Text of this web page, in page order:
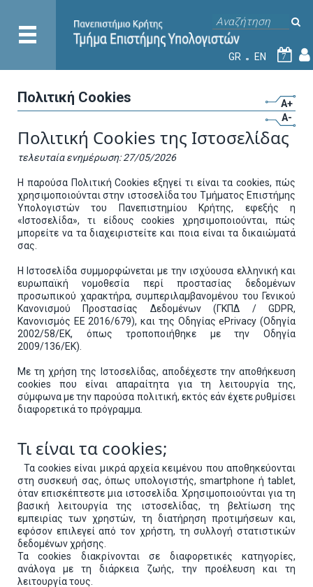
GR EN 7
Πολιτική Cookies
A+
A-
Πολιτική Cookies της Ιστοσελίδας
τελευταία ενημέρωση: 27/05/2026
Η παρούσα Πολιτική Cookies εξηγεί τι είναι τα cookies, πώς
χρησιμοποιούνται στην ιστοσελίδα του Τμήματος Επιστήμης
Υπολογιστών του Πανεπιστημίου Κρήτης, εφεξής η
«Ιστοσελίδα», τι είδους cookies χρησιμοποιούνται, πώς
μπορείτε να τα διαχειριστείτε και ποια είναι τα δικαιώματά
σας.
Η Ιστοσελίδα συμμορφώνεται με την ισχύουσα ελληνική και
ευρωπαϊκή νομοθεσία περί προστασίας δεδομένων
προσωπικού χαρακτήρα, συμπεριλαμβανομένου του Γενικού
Κανονισμού Προστασίας Δεδομένων (ΓΚΠΔ / GDPR,
Κανονισμός ΕΕ 2016/679), και της Οδηγίας ePrivacy (Οδηγία
2002/58/ΕΚ, όπως τροποποιήθηκε με την Οδηγία
2009/136/EK).
Με τη χρήση της Ιστοσελίδας, αποδέχεστε την αποθήκευση
cookies που είναι απαραίτητα για τη λειτουργία της,
σύμφωνα με την παρούσα πολιτική, εκτός εάν έχετε ρυθμίσει
διαφορετικά το πρόγραμμα.
Τι είναι τα cookies;
Τα cookies είναι μικρά αρχεία κειμένου που αποθηκεύονται
στη συσκευή σας, όπως υπολογιστής, smartphone ή tablet,
όταν επισκέπτεστε μια ιστοσελίδα. Χρησιμοποιούνται για τη
βασική λειτουργία της ιστοσελίδας, τη βελτίωση της
εμπειρίας των χρηστών, τη διατήρηση προτιμήσεων και,
εφόσον επιλεγεί από τον χρήστη, τη συλλογή στατιστικών
δεδομένων χρήσης.
Τα cookies διακρίνονται σε διαφορετικές κατηγορίες,
ανάλογα με τη διάρκεια ζωής, την προέλευση και τη
λειτουργία τους.